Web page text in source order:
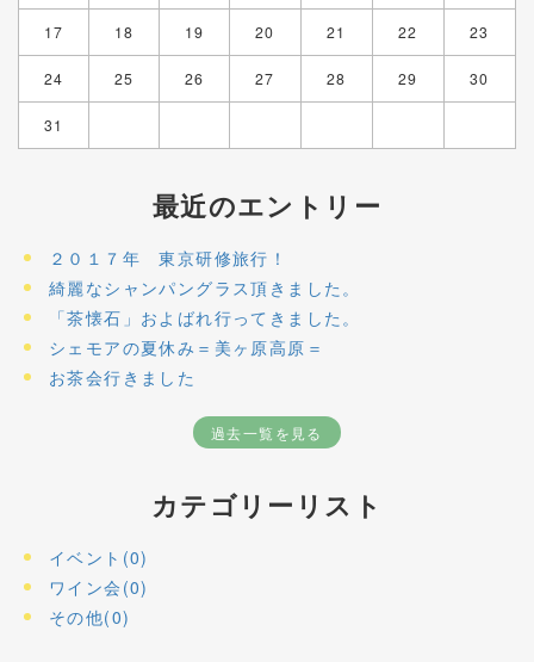
17 18 19 20 21 22 23
24 25 26 27 28 29 30
31
最近のエントリー
２０１７年 東京研修旅行！
綺麗なシャンパングラス頂きました。
「茶懐石」およばれ行ってきました。
シェモアの夏休み＝美ヶ原高原＝
お茶会行きました
過去一覧を見る
カテゴリーリスト
イベント(0)
ワイン会(0)
その他(0)